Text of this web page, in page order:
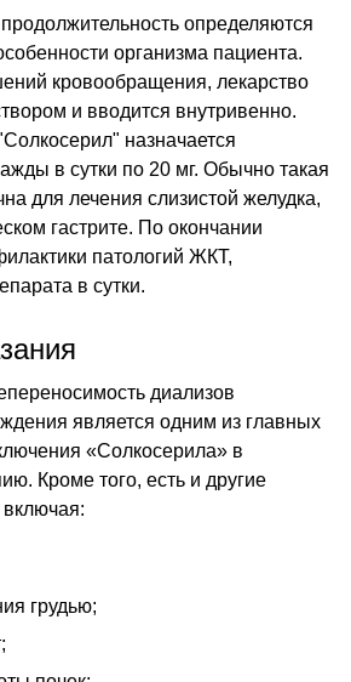
определяются
организма пациента.
кровообращения, лекарство
и вводится внутривенно.
назначается
в сутки по 20 мг. Обычно такая
для лечения слизистой желудка,
гастрите. По окончании
патологий ЖКТ,
в сутки.
диализов
является одним из главных
«Солкосерила» в
Кроме того, есть и другие
включая:
грудью;